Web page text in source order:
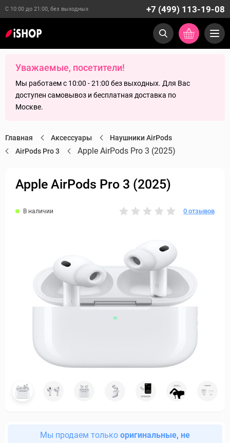
С 10:00 до 21:00, без выходных +7 (499) 113-19-08
Уважаемые, посетители!
Мы работаем с 10:00 - 21:00 без выходных. Для Вас
доступен самовывоз и бесплатная доставка по
Москве.
Главная Аксессуары
Наушники AirPods
AirPods Pro 3
Apple AirPods Pro 3 (2025)
Apple AirPods Pro 3 (2025)
В наличии 0 отзывов
Мы продаем только оригинальные, не